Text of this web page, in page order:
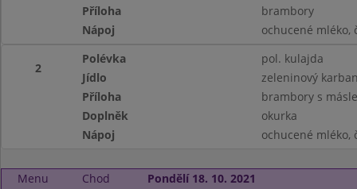
Příloha
brambory
Nápoj
ochucené mléko,
2
Polévka
pol. kulajda
Jídlo
zeleninový
Příloha
brambory s
Doplněk
okurka
Nápoj
ochucené mléko,
Menu Chod
Pondělí 18. 10. 2021